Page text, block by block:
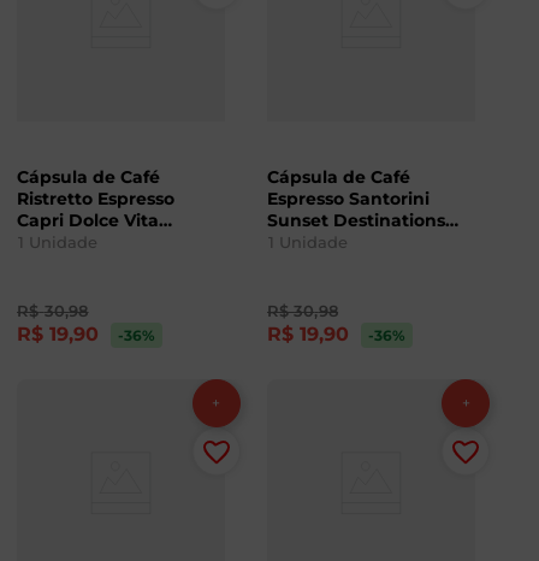
Cápsula de Café
Ristretto Espresso
Capri Dolce Vita
Destinations L'or 52g
1 Unidade
R$ 30,98
R$ 19,90 -36%
Cápsula de Café
Espresso Santorini
Sunset Destinations
L'or 52g com 10
1 Unidade
R$ 30,98
R$ 19,90 -36%